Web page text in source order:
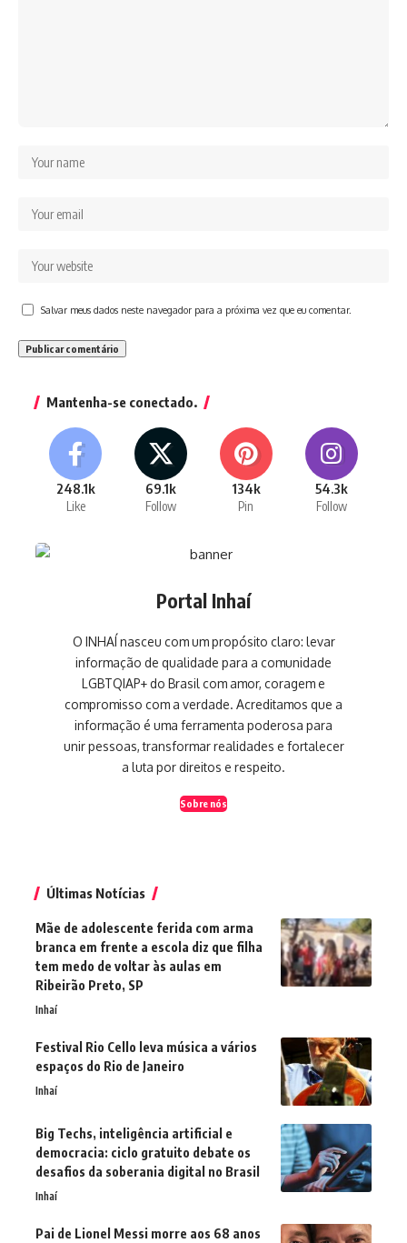
Salvar meus dados neste navegador para a próxima vez que eu comentar.
Mantenha-se conectado.
248.1k
Like
69.1k
Follow
134k
Pin
54.3k
Follow
Portal Inhaí
O INHAÍ nasceu com um propósito claro: levar
informação de qualidade para a comunidade
LGBTQIAP+ do Brasil com amor, coragem e
compromisso com a verdade. Acreditamos que a
informação é uma ferramenta poderosa para
unir pessoas, transformar realidades e fortalecer
a luta por direitos e respeito.
Sobre nós
Últimas Notícias
Mãe de adolescente ferida com arma
branca em frente a escola diz que filha
tem medo de voltar às aulas em
Ribeirão Preto, SP
Inhaí
Festival Rio Cello leva música a vários
espaços do Rio de Janeiro
Inhaí
Big Techs, inteligência artificial e
democracia: ciclo gratuito debate os
desafios da soberania digital no Brasil
Inhaí
Pai de Lionel Messi morre aos 68 anos